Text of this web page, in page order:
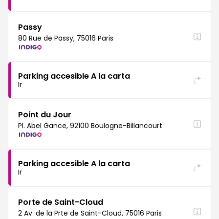
Passy
80 Rue de Passy, 75016 Paris
Parking accesible A la carta
Ir
Point du Jour
Pl. Abel Gance, 92100 Boulogne-Billancourt
Parking accesible A la carta
Ir
Porte de Saint-Cloud
2 Av. de la Prte de Saint-Cloud, 75016 Paris